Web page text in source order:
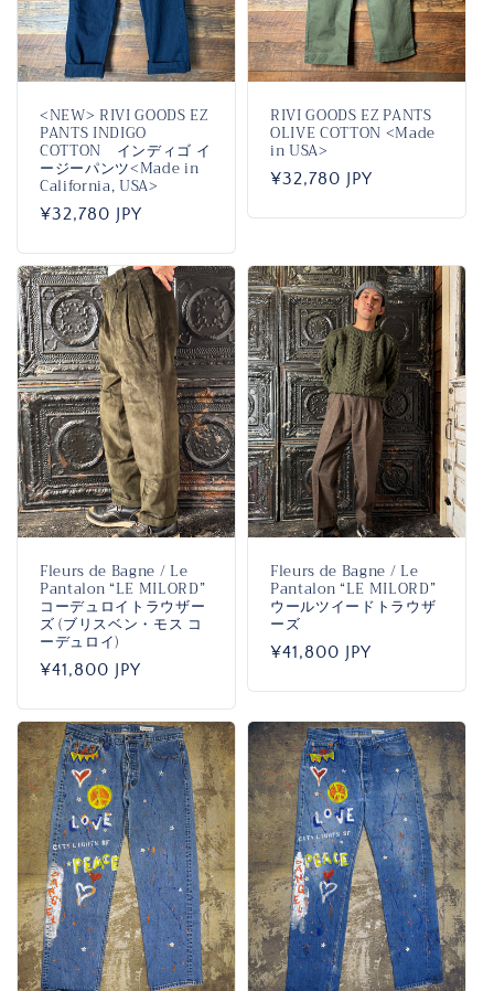
<NEW> RIVI GOODS EZ
PANTS INDIGO
COTTON インディゴ イ
ージーパンツ<Made in
California, USA>
通
価
格
¥32,780 JPY
RIVI GOODS EZ PANTS
OLIVE COTTON <Made
in USA>
通
¥32,780 JPY
Fleurs de Bagne / Le
Pantalon “LE MILORD”
コーデュロイトラウザー
ズ (ブリスベン・モス コ
ーデュロイ)
通
価
格
¥41,800 JPY
Fleurs de Bagne / Le
Pantalon “LE MILORD”
ウールツイードトラウザ
ーズ
通
格
¥41,800 JPY